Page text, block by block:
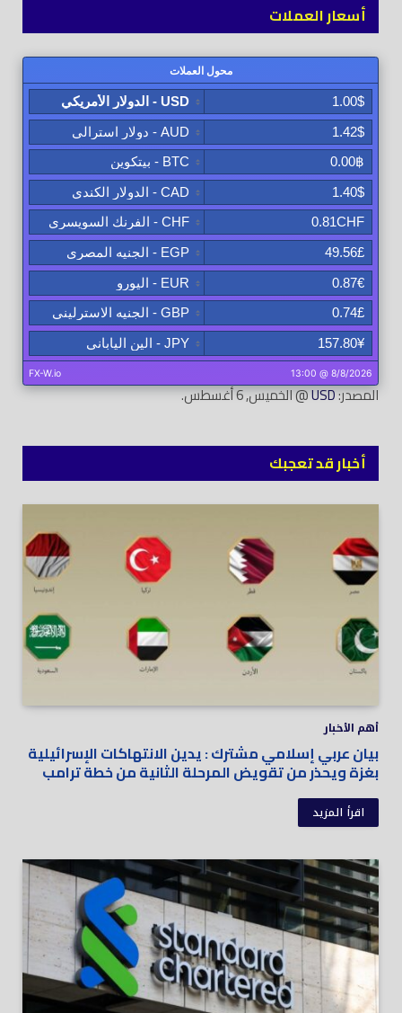
أسعار العملات
المصدر:USD@ الخميس, 6 أغسطس.
أخبار قد تعجبك
أهم الأخبار
بيان عربي إسلامي مشترك : يدين الانتهاكات الإسرائيلية
بغزة ويحذر من تقويض المرحلة الثانية من خطة ترامب
اقرأ المزيد